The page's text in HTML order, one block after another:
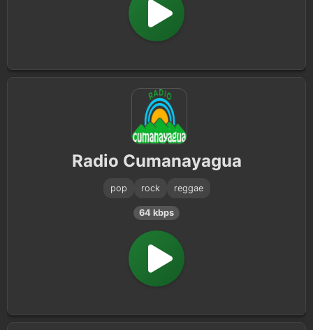
Radio Cumanayagua
pop rock reggae
64 kbps